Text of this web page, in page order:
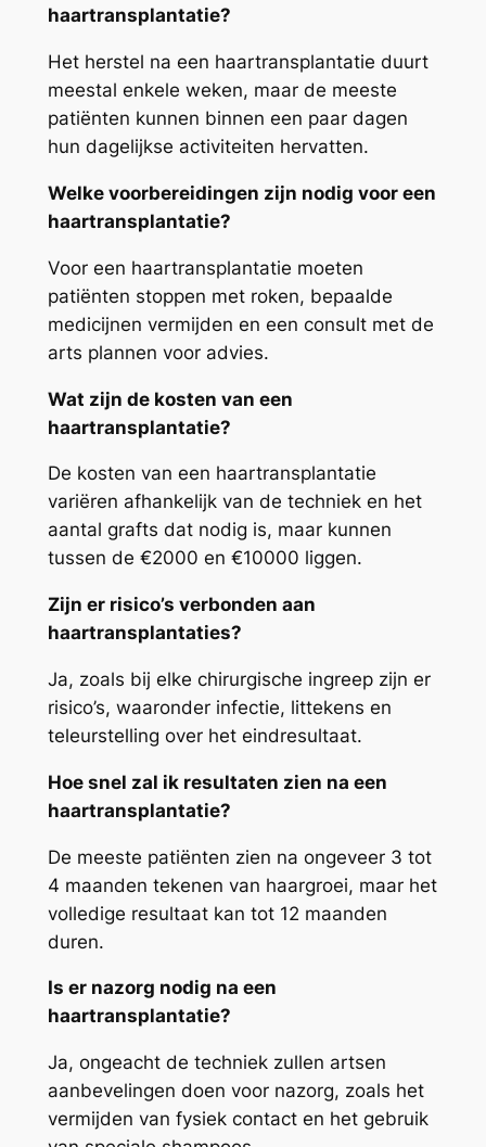
haartransplantatie?
Het herstel na een haartransplantatie duurt
meestal enkele weken, maar de meeste
patiënten kunnen binnen een paar dagen
hun dagelijkse activiteiten hervatten.
Welke voorbereidingen zijn nodig voor een
haartransplantatie?
Voor een haartransplantatie moeten
patiënten stoppen met roken, bepaalde
medicijnen vermijden en een consult met de
arts plannen voor advies.
Wat zijn de kosten van een
haartransplantatie?
De kosten van een haartransplantatie
variëren afhankelijk van de techniek en het
aantal grafts dat nodig is, maar kunnen
tussen de €2000 en €10000 liggen.
Zijn er risico’s verbonden aan
haartransplantaties?
Ja, zoals bij elke chirurgische ingreep zijn er
risico’s, waaronder infectie, littekens en
teleurstelling over het eindresultaat.
Hoe snel zal ik resultaten zien na een
haartransplantatie?
De meeste patiënten zien na ongeveer 3 tot
4 maanden tekenen van haargroei, maar het
volledige resultaat kan tot 12 maanden
duren.
Is er nazorg nodig na een
haartransplantatie?
Ja, ongeacht de techniek zullen artsen
aanbevelingen doen voor nazorg, zoals het
vermijden van fysiek contact en het gebruik